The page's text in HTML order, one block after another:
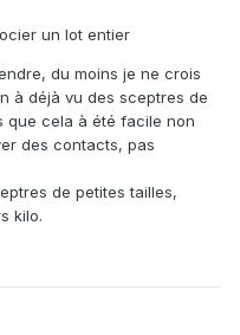
un lot entier
du moins je ne crois
à déjà vu des sceptres de
que cela à été facile non
des contacts, pas
de petites tailles,
kilo.